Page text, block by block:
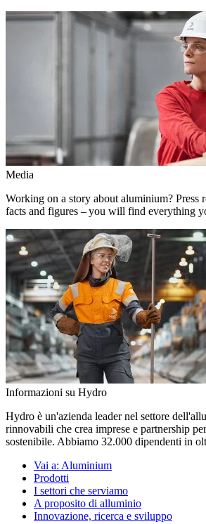
Media
Working on a story about aluminium? Press
facts and figures – you will find everything
Informazioni su Hydro
Hydro è un'azienda leader nel settore
rinnovabili che crea imprese e partnership
sostenibile. Abbiamo 32.000 dipendenti in
Vai a: Aluminium
Prodotti
I settori che serviamo
A proposito di alluminio
Innovazione, ricerca e sviluppo